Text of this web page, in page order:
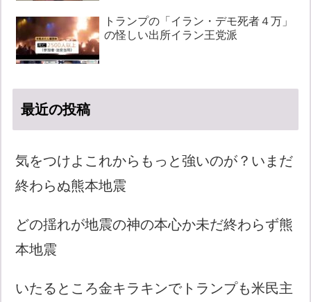
トランプの「イラン・デモ死者４万」
の怪しい出所イラン王党派
最近の投稿
気をつけよこれからもっと強いのが？いまだ
終わらぬ熊本地震
どの揺れが地震の神の本心か未だ終わらず熊
本地震
いたるところ金キラキンでトランプも米民主